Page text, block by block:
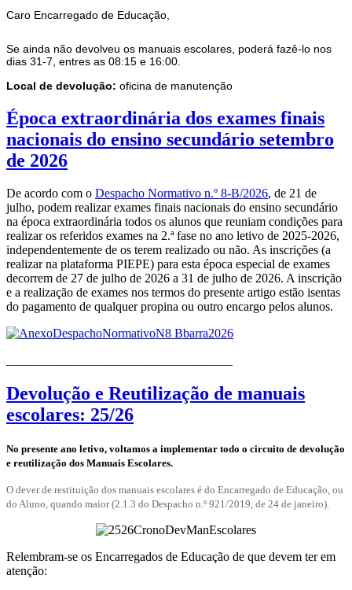
Caro Encarregado de Educação,
Se ainda não devolveu os manuais escolares, poderá fazê-lo nos
dias 31-7, entres as 08:15 e 16:00.
Local de devolução: oficina de manutenção
Época extraordinária dos exames finais
nacionais do ensino secundário setembro
de 2026
De acordo com o Despacho Normativo n.º 8-B/2026, de 21 de
julho, podem realizar exames finais nacionais do ensino secundário
na época extraordinária todos os alunos que reuniam condições para
realizar os referidos exames na 2.ª fase no ano letivo de 2025-2026,
independentemente de os terem realizado ou não. As inscrições (a
realizar na plataforma PIEPE) para esta época especial de exames
decorrem de 27 de julho de 2026 a 31 de julho de 2026. A inscrição
e a realização de exames nos termos do presente artigo estão isentas
do pagamento de qualquer propina ou outro encargo pelos alunos.
Devolução e Reutilização de manuais
escolares: 25/26
No presente ano letivo, voltamos a implementar todo o circuito de devolução
e reutilização dos Manuais Escolares.
O dever de restituição dos manuais escolares é do Encarregado de Educação, ou
do Aluno, quando maior (2.1.3 do Despacho n.º 921/2019, de 24 de janeiro).
Relembram-se os Encarregados de Educação de que devem ter em
atenção: